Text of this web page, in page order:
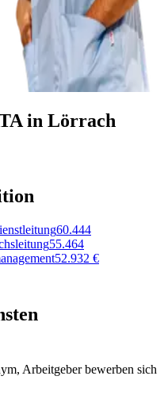
in Lörrach
60.444
55.464
52.932 €
Arbeitgeber bewerben sich